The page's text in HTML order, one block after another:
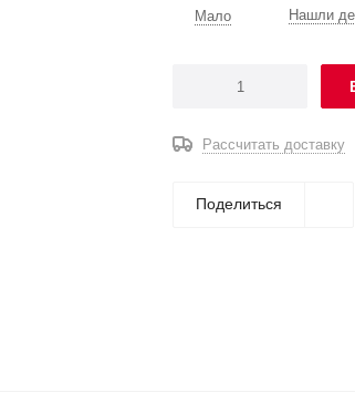
Мало Нашли
Рассчитать доставку
Поделиться